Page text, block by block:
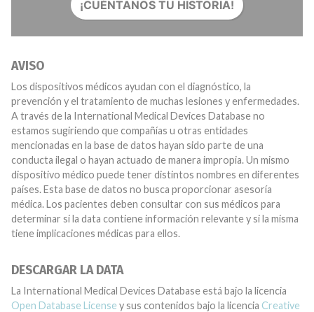
¡CUÉNTANOS TU HISTORIA!
AVISO
Los dispositivos médicos ayudan con el diagnóstico, la
prevención y el tratamiento de muchas lesiones y enfermedades.
A través de la International Medical Devices Database no
estamos sugiriendo que compañías u otras entidades
mencionadas en la base de datos hayan sido parte de una
conducta ilegal o hayan actuado de manera impropia. Un mismo
dispositivo médico puede tener distintos nombres en diferentes
países. Esta base de datos no busca proporcionar asesoría
médica. Los pacientes deben consultar con sus médicos para
determinar si la data contiene información relevante y si la misma
tiene implicaciones médicas para ellos.
DESCARGAR LA DATA
La International Medical Devices Database está bajo la licencia
Open Database License y sus contenidos bajo la licencia Creative